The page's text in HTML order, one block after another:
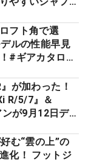
ッティング
フト角で選
ルの性能早見
#ギアカタログ
が加わった！
R/5/7』＆
ンが9月12日デ
む“雲の上”の
化！ フットジ